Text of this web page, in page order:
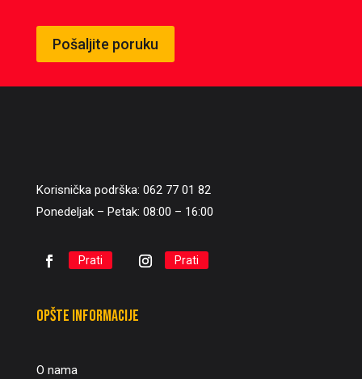
Pošaljite poruku
Korisnička podrška: 062 77 01 82
Ponedeljak – Petak: 08:00 – 16:00
Prati Prati
Opšte informacije
O nama